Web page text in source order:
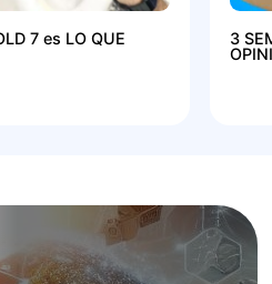
7 es LO QUE
3